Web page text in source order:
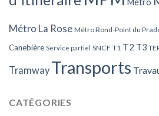
Métro
Métro La Rose Métro Rond-Point du
Canebière Service partiel SNCF T1 T2 T3
Tramway Transports
CATÉGORIES